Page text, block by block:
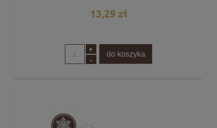
13,29 zł
+
-
do koszyka